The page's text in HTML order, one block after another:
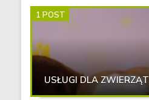
1 POST
USŁUGI DLA ZWIERZĄT